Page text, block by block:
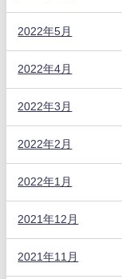
2022年5月
2022年4月
2022年3月
2022年2月
2022年1月
2021年12月
2021年11月